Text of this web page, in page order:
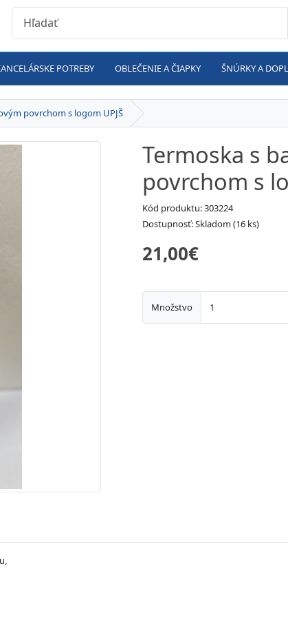
POTREBY OBLEČENIE A ČIAPKY ŠNÚRKY A
povrchom s logom UPJŠ
Termoska s
povrchom s
Kód produktu: 303224
Dostupnosť: Skladom (16 ks)
21,00€
Množstvo